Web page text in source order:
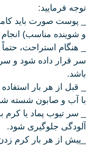
توجه فرمایید:
_ پوست صورت باید
و شوینده مناسب)
_ هنگام استراحت،
سر قرار داده شود و
باشد.
_ قبل از هر بار
با آب و صابون شسته
_ سر تیوب پماد یا کرم
آلودگی جلوگیری شود.
_پیش از هر بار کرم